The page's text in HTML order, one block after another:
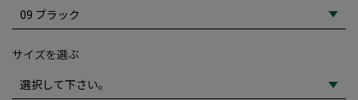
サイズを選ぶ